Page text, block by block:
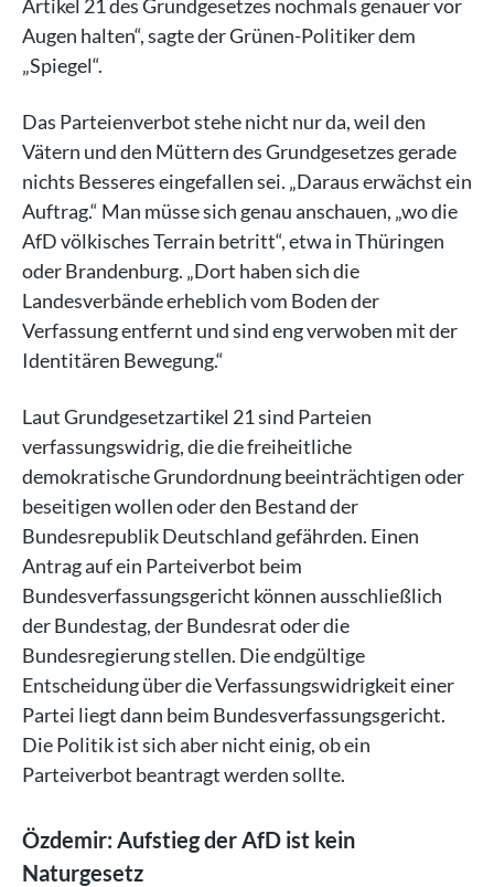
Artikel 21 des Grundgesetzes nochmals genauer vor
Augen halten“, sagte der Grünen-Politiker dem
„Spiegel“.
Das Parteienverbot stehe nicht nur da, weil den
Vätern und den Müttern des Grundgesetzes gerade
nichts Besseres eingefallen sei. „Daraus erwächst ein
Auftrag.“ Man müsse sich genau anschauen, „wo die
AfD völkisches Terrain betritt“, etwa in Thüringen
oder Brandenburg. „Dort haben sich die
Landesverbände erheblich vom Boden der
Verfassung entfernt und sind eng verwoben mit der
Identitären Bewegung.“
Laut Grundgesetzartikel 21 sind Parteien
verfassungswidrig, die die freiheitliche
demokratische Grundordnung beeinträchtigen oder
beseitigen wollen oder den Bestand der
Bundesrepublik Deutschland gefährden. Einen
Antrag auf ein Parteiverbot beim
Bundesverfassungsgericht können ausschließlich
der Bundestag, der Bundesrat oder die
Bundesregierung stellen. Die endgültige
Entscheidung über die Verfassungswidrigkeit einer
Partei liegt dann beim Bundesverfassungsgericht.
Die Politik ist sich aber nicht einig, ob ein
Parteiverbot beantragt werden sollte.
Özdemir: Aufstieg der AfD ist kein
Naturgesetz